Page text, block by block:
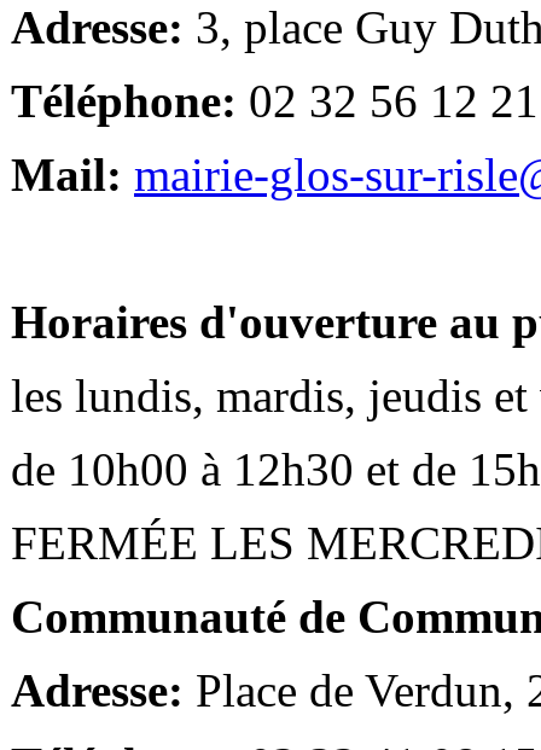
Adresse: 3, place Guy
Téléphone: 02 32 56 12 21
Mail: mairie-glos-sur-
Horaires d'ouverture au
les lundis, mardis, jeudis et
de 10h00 à 12h30 et de
FERMÉE LES
Communauté de
Adresse: Place de Verdun,